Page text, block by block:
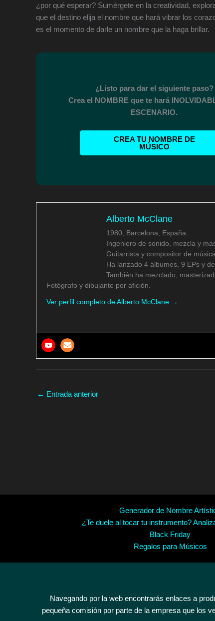
¿por qué esperar? Sumérgete en la creatividad,
que el destino elija el nombre que hará vibrar los
es el momento de darle un nombre que la haga brillar.
¿Listo para dar el siguiente paso?
Crea el NOMBRE que te hará
ESCENARIO.
CREA TU NOMBRE DE
MÚSICO
Alberto McClane
1980, Barcelona, España.
Ingeniero de sonido, mezcla y
Guitarrista y compositor de música.
Ha lanzado 4 álbumes, 9 EPs y
También ha mezclado,
Fotógrafo y dibujante por afición.
Ver perfil completo de Alberto McClane →
← Entrada anterior
Generador de Nombre
¿Te duele al tocar tu instrumento?
Black Friday
Regalos para Músicos
Navegando por la web encontrarás enlaces a
pequeña comisión por parte de la empresa que los